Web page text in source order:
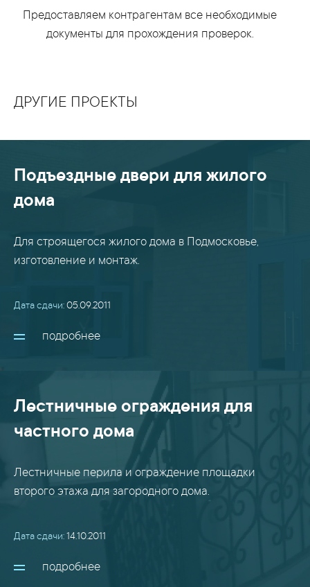
Предоставляем контрагентам все необходимые
документы для прохождения проверок.
ДРУГИЕ ПРОЕКТЫ
Подъездные двери для жилого
дома
Для строящегося жилого дома в Подмосковье,
изготовление и монтаж.
Дата сдачи:05.09.2011
подробнее
Лестничные ограждения для
частного дома
Лестничные перила и ограждение площадки
второго этажа для загородного дома.
Дата сдачи:14.10.2011
подробнее